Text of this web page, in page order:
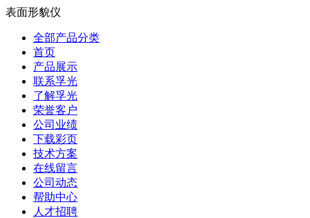
表面形貌仪
全部产品分类
首页
产品展示
联系孚光
了解孚光
荣誉客户
公司业绩
下载彩页
技术方案
在线留言
公司动态
帮助中心
人才招聘